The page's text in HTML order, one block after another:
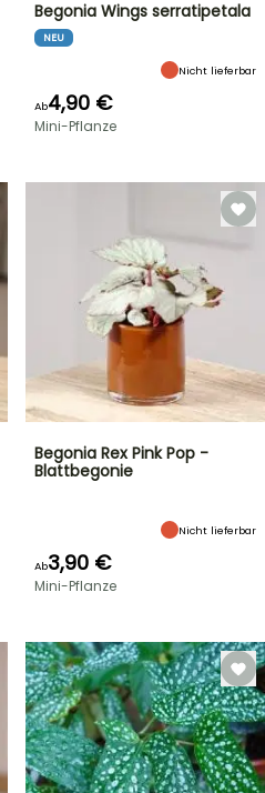
Begonia Wings serratipetala
NEU
Nicht lieferbar
Ab4,90 €
Mini-Pflanze
Begonia Rex Pink Pop -
Blattbegonie
Nicht lieferbar
Ab3,90 €
Mini-Pflanze